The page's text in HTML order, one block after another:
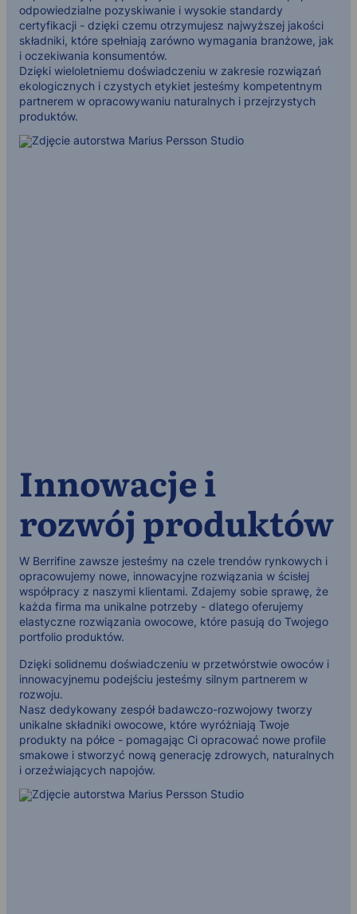
odpowiedzialne pozyskiwanie i wysokie standardy
certyfikacji - dzięki czemu otrzymujesz najwyższej jakości
składniki, które spełniają zarówno wymagania branżowe, jak
i oczekiwania konsumentów.
Dzięki wieloletniemu doświadczeniu w zakresie rozwiązań
ekologicznych i czystych etykiet jesteśmy kompetentnym
partnerem w opracowywaniu naturalnych i przejrzystych
produktów.
Innowacje i
rozwój produktów
W Berrifine zawsze jesteśmy na czele trendów rynkowych i
opracowujemy nowe, innowacyjne rozwiązania w ścisłej
współpracy z naszymi klientami. Zdajemy sobie sprawę, że
każda firma ma unikalne potrzeby - dlatego oferujemy
elastyczne rozwiązania owocowe, które pasują do Twojego
portfolio produktów.
Dzięki solidnemu doświadczeniu w przetwórstwie owoców i
innowacyjnemu podejściu jesteśmy silnym partnerem w
rozwoju.
Nasz dedykowany zespół badawczo-rozwojowy tworzy
unikalne składniki owocowe, które wyróżniają Twoje
produkty na półce - pomagając Ci opracować nowe profile
smakowe i stworzyć nową generację zdrowych, naturalnych
i orzeźwiających napojów.